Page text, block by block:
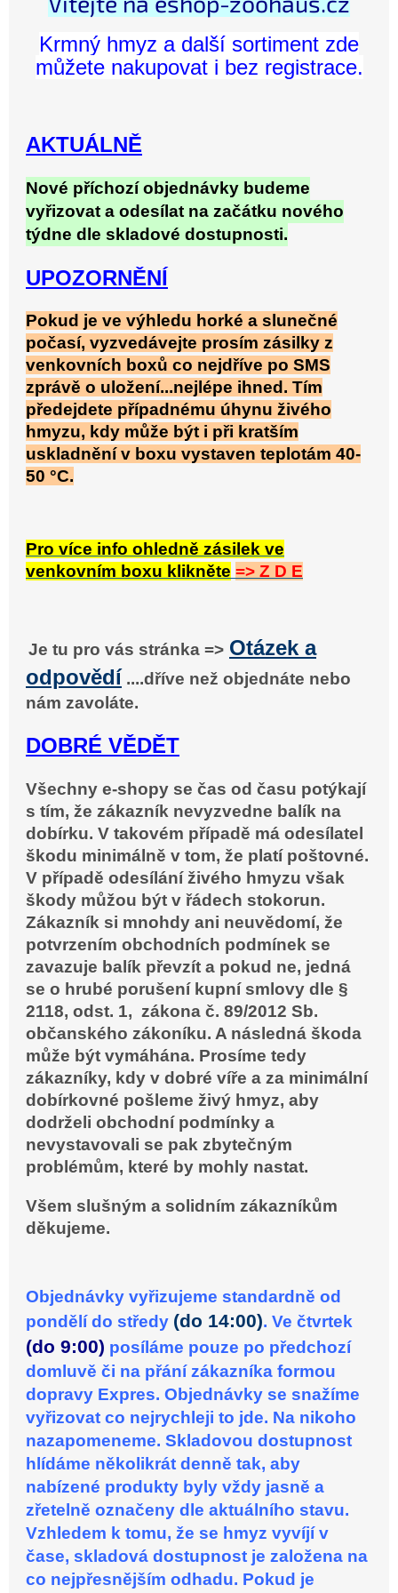
Krmný hmyz a další sortiment zde
můžete nakupovat i bez registrace.
AKTUÁLNĚ
Nové příchozí objednávky budeme
vyřizovat a odesílat na začátku nového
týdne dle skladové dostupnosti.
UPOZORNĚNÍ
Pokud je ve výhledu horké a slunečné
počasí, vyzvedávejte prosím zásilky z
venkovních boxů co nejdříve po SMS
zprávě o uložení...nejlépe ihned. Tím
předejdete případnému úhynu živého
hmyzu, kdy může být i při kratším
uskladnění v boxu vystaven teplotám 40-
50 °C.
Pro více info ohledně zásilek ve
venkovním boxu klikněte => Z D E
Je tu pro vás stránka => Otázek a
odpovědí ....dříve než objednáte nebo
nám zavoláte.
DOBRÉ VĚDĚT
Všechny e-shopy se čas od času potýkají
s tím, že zákazník nevyzvedne balík na
dobírku. V takovém případě má odesílatel
škodu minimálně v tom, že platí poštovné.
V případě odesílání živého hmyzu však
škody můžou být v řádech stokorun.
Zákazník si mnohdy ani neuvědomí, že
potvrzením obchodních podmínek se
zavazuje balík převzít a pokud ne, jedná
se o hrubé porušení kupní smlovy dle §
2118, odst. 1, zákona č. 89/2012 Sb.
občanského zákoníku. A následná škoda
může být vymáhána. Prosíme tedy
zákazníky, kdy v dobré víře a za minimální
dobírkovné pošleme živý hmyz, aby
dodrželi obchodní podmínky a
nevystavovali se pak zbytečným
problémům, které by mohly nastat.
Všem slušným a solidním zákazníkům
děkujeme.
Objednávky vyřizujeme standardně od
pondělí do středy (do 14:00). Ve čtvrtek
(do 9:00) posíláme pouze po předchozí
domluvě či na přání zákazníka formou
dopravy Expres. Objednávky se snažíme
vyřizovat co nejrychleji to jde. Na nikoho
nazapomeneme. Skladovou dostupnost
hlídáme několikrát denně tak, aby
nabízené produkty byly vždy jasně a
zřetelně označeny dle aktuálního stavu.
Vzhledem k tomu, že se hmyz vyvíjí v
čase, skladová dostupnost je založena na
co nejpřesnějším odhadu. Pokud je